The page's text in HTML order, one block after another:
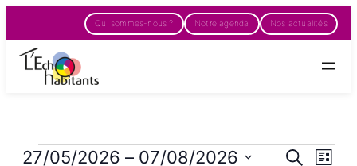
au
contenu
Qui sommes-nous ? Notre agenda Nos actualités
Recherche
27/05/2026 – 07/08/2026